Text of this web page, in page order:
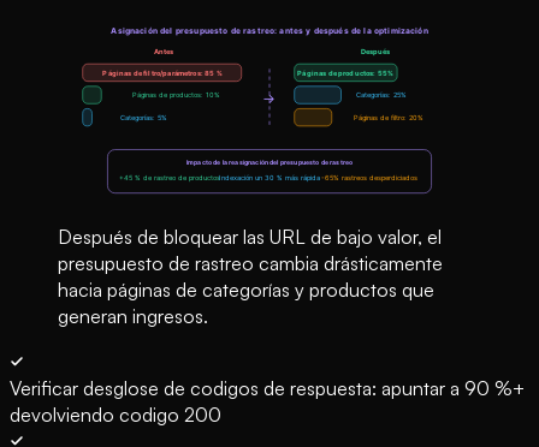
Después de bloquear las URL de bajo valor, el
presupuesto de rastreo cambia drásticamente
hacia páginas de categorías y productos que
generan ingresos.
Verificar desglose de codigos de respuesta: apuntar a 90 %+
devolviendo codigo 200